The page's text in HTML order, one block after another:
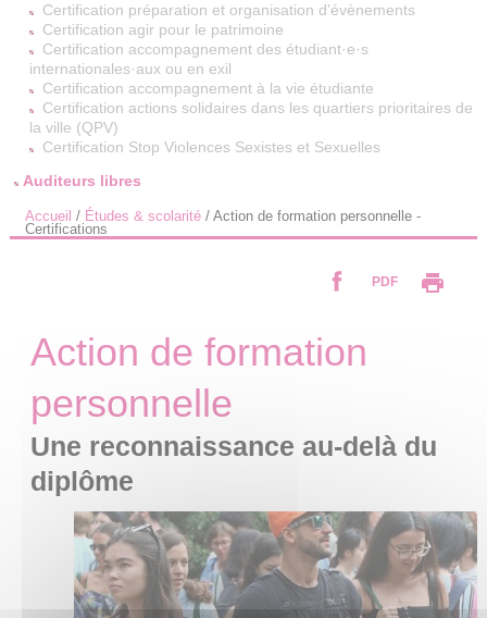
Certification préparation et organisation d'évènements
Certification agir pour le patrimoine
Certification accompagnement des étudiant·e·s
internationales·aux ou en exil
Certification accompagnement à la vie étudiante
Certification actions solidaires dans les quartiers prioritaires de
la ville (QPV)
Certification Stop Violences Sexistes et Sexuelles
Auditeurs libres
Accueil / Études & scolarité/ Action de formation personnelle -
Certifications
PDF
Action de formation
personnelle
Une reconnaissance au-delà du
diplôme